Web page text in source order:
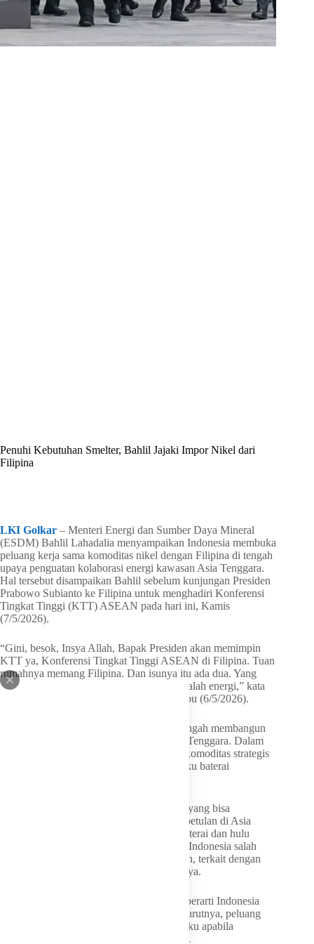
Penuhi Kebutuhan Smelter, Bahlil Jajaki Impor Nikel dari
Filipina
LKI Golkar – Menteri Energi dan Sumber Daya Mineral
(ESDM) Bahlil Lahadalia menyampaikan Indonesia membuka
peluang kerja sama komoditas nikel dengan Filipina di tengah
upaya penguatan kolaborasi energi kawasan Asia Tenggara.
Hal tersebut disampaikan Bahlil sebelum kunjungan Presiden
Prabowo Subianto ke Filipina untuk menghadiri Konferensi
Tingkat Tinggi (KTT) ASEAN pada hari ini, Kamis
(7/5/2026).
“Gini, besok, Insya Allah, Bapak Presiden akan memimpin
KTT ya, Konferensi Tingkat Tinggi ASEAN di Filipina. Tuan
rumahnya memang Filipina. Dan isunya itu ada dua. Yang
pertama adalah isu pangan. Yang kedua adalah energi,” kata
Bahlil ditemui di Kementerian ESDM, Rabu (6/5/2026).
Menurut Bahlil, negara-negara ASEAN tengah membangun
kekuatan energi bersama di kawasan Asia Tenggara. Dalam
konteks tersebut, nikel menjadi salah satu komoditas strategis
karena dapat dikonversi menjadi bahan baku baterai
“Nikel adalah salah satu komoditas energi yang bisa
dikonversi untuk menjadi baterai. Nah, kebetulan di Asia
Tenggara, yang punya pabrik ekosistem baterai dan hulu
sampai hilir itu tidak semua negara punya. Indonesia salah
satu yang sedang mengembangkan itu. Nah, terkait dengan
nikel, Indonesia membuka diri saja,” katanya.
Ia menjelaskan kerja sama tersebut bukan berarti Indonesia
akan melakukan investasi di Filipina. Menurutnya, peluang
yang terbuka lebih kepada suplai bahan baku apabila
Indonesia mengalami kekurangan pasokan.